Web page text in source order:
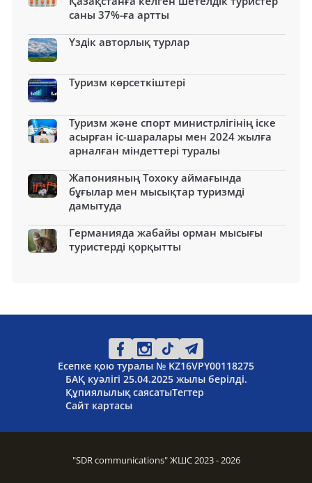
саны 37%-ға артты
Үздік авторлық турлар
Туризм көрсеткіштері
Туризм және спорт министрлігінің іске
асырған іс-шаралары мен 2024 жылға
арналған міндеттері туралы
Жапонияның Тохоку аймағында
бұғылар мен мысықтар туризмді
дамытуда
Германияда жабайы орман мысығы
туристерді қорқытты
Есепке қою туралы № KZ16VPY00118275
БАҚ куәлігі 25.04.2025 жылы берілді.
Құпиялылық саясатыТегтер
Сайт картасы
"SDR communications" ЖШС 2023 - 2026